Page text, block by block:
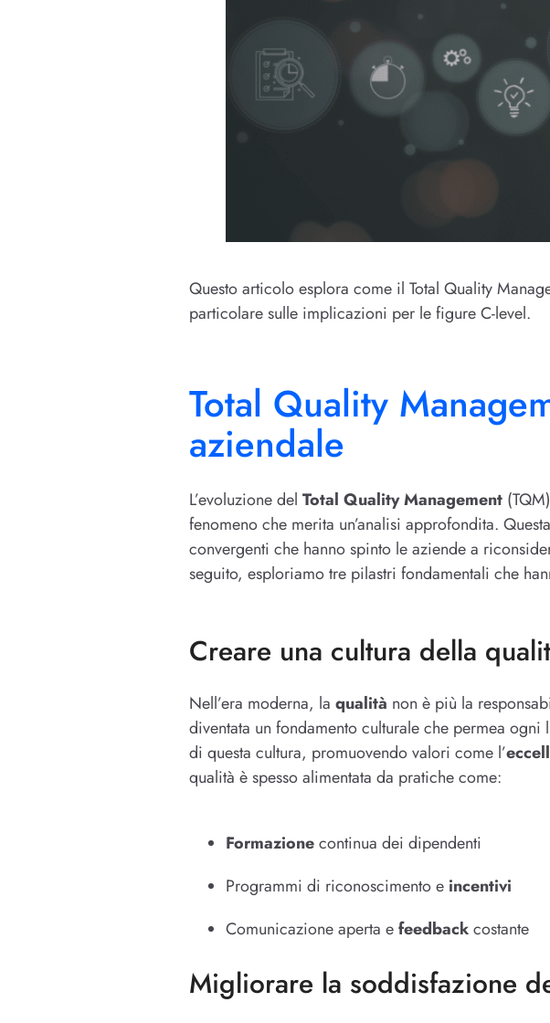
Questo articolo esplora come il Total Quality
particolare sulle implicazioni per le figure C-level.
Total Quality
aziendale
L’evoluzione del Total Quality Management
fenomeno che merita un’analisi approfondita.
convergenti che hanno spinto le aziende a
seguito, esploriamo tre pilastri fondamentali che
Creare una cultura della
Nell’era moderna, la qualità non è più la
diventata un fondamento culturale che permea
di questa cultura, promuovendo valori come l’
qualità è spesso alimentata da pratiche come:
Formazionecontinua dei dipendenti
Programmi di riconoscimento e incentivi
Comunicazione aperta efeedbackcostante
Migliorare la soddisfazione